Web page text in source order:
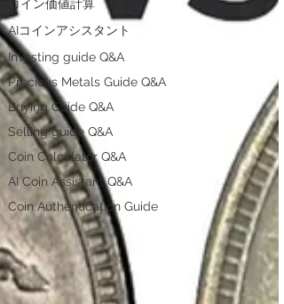
​コイン価値計算
AIコインアシスタント
Investing guide Q&A
Precious Metals Guide Q&A
Buying Guide Q&A
Selling guide Q&A
Coin Calculator Q&A
AI Coin Assistant Q&A
Coin Authentication Guide